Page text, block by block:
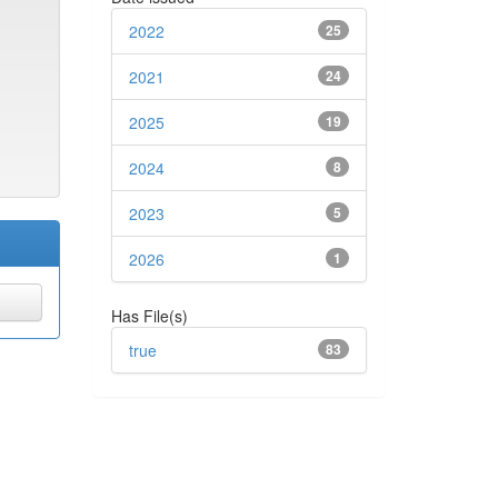
25
2022
24
2021
19
2025
8
2024
5
2023
1
2026
Has File(s)
83
true